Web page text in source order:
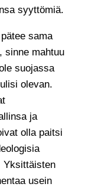
syyttömiä.
sama
sinne mahtuu
suojassa
olevan.
ja
olla paitsi
Yksittäisten
usein